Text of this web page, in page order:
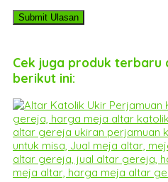
Cek juga produk terbaru
berikut ini: